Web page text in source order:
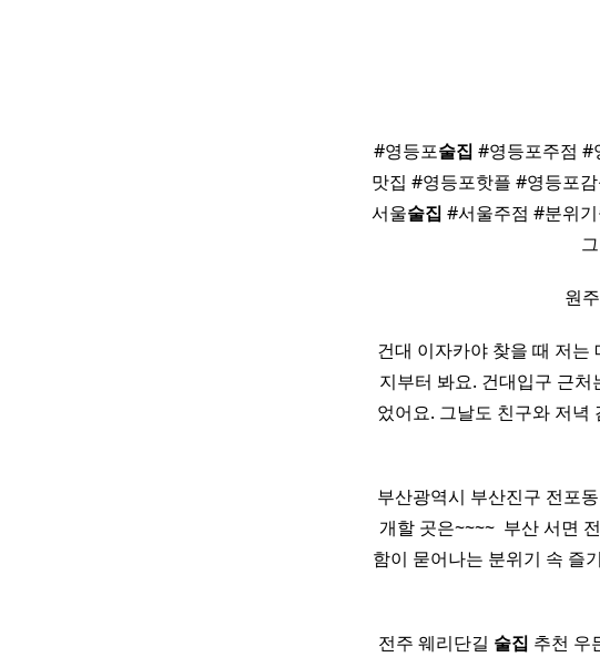
#영등포술집 #영등포주점 #
맛집 #영등포핫플 #영등포
서울술집 #서울주점 #분위
원주
건대 이자카야 찾을 때 저는
지부터 봐요. 건대입구 근처
었어요. 그날도 친구와 저녁
부산광역시 부산진구 전포
개할 곳은~~~~ ​ 부산 서면
함이 묻어나는 분위기 속 즐
전주 웨리단길 술집 추천 우